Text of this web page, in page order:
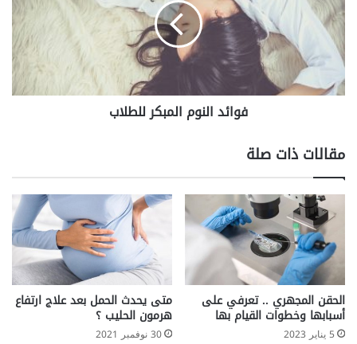
للطلاب
فوائد النوم المبكر للطلاب
مقالات ذات صلة
الحقن المجهري .. تعرفي على
أسبابها وخطوات القيام بها
5 يناير 2023
متى يحدث الحمل بعد علاج ارتفاع
هرمون الحليب ؟
30 نوفمبر 2021